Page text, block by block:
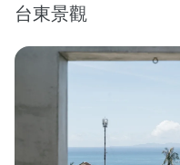
台東景觀